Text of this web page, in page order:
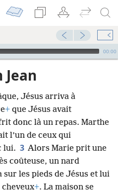
00:00
Jean
Jésus arriva à
+ que Jésus avait
donc là un repas. Marthe
l’un de ceux qui
lui. 3 Alors Marie prit une
coûteuse, un nard
les pieds de Jésus et lui
cheveux+. La maison se